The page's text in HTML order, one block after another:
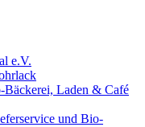
e.V.
Laden & Café
und Bio-